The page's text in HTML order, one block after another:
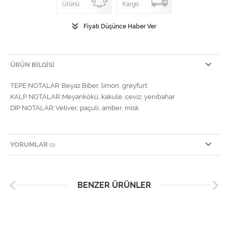
Ürünü Kargo
Fiyatı Düşünce Haber Ver
ÜRÜN BILGISI
TEPE NOTALAR: Beyaz Biber, limon, greyfurt
KALP NOTALAR: Meyankökü, kakule, ceviz, yenibahar
DİP NOTALAR: Vetiver, paçuli, amber, misk
YORUMLAR (0)
BENZER ÜRÜNLER